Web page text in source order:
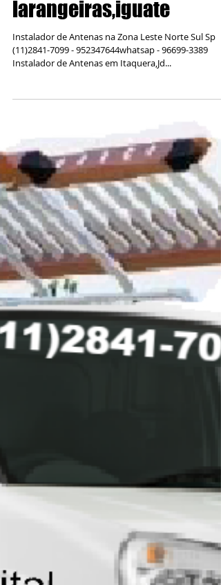
Nordeste,Penha,Analia
Franco,Vila Matilde,Jd
larangeiras,iguate
Instalador de Antenas na Zona Leste Norte Sul Sp